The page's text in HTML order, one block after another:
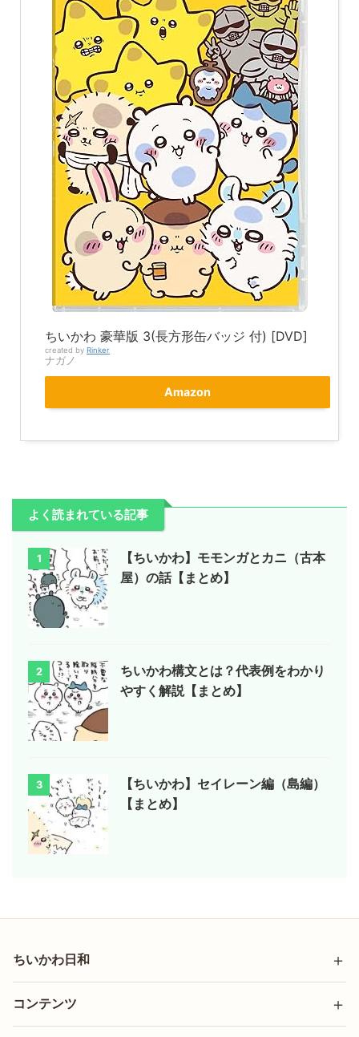
ちいかわ 豪華版 3(長方形缶バッジ 付) [DVD]
created by Rinker
ナガノ
Amazon
よく読まれている記事
1
【ちいかわ】モモンガとカニ（古本
屋）の話【まとめ】
2
ちいかわ構文とは？代表例をわかり
やすく解説【まとめ】
3
【ちいかわ】セイレーン編（島編）
【まとめ】
ちいかわ日和
コンテンツ